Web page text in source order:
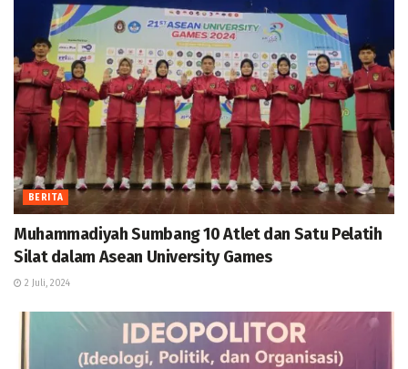
BERITA
Muhammadiyah Sumbang 10 Atlet dan Satu Pelatih
Silat dalam Asean University Games
2 Juli, 2024